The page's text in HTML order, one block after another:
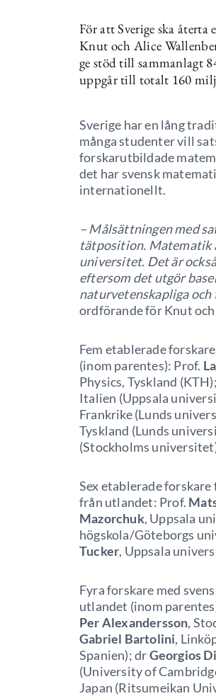
För att Sverige ska
Knut och Alice
ge stöd till sammanlagt
uppgår till totalt 160
Sverige har en lång
många studenter vill
forskarutbildade
det har svensk
internationellt.
– Målsättningen med
tätposition. Matematik
universitet. Det är
eftersom det utgör
naturvetenskapliga
ordförande för Knut
Fem etablerade
(inom parentes): Prof.
Physics, Tyskland
Italien (Uppsala
Frankrike (Lunds
Tyskland (Lunds
(Stockholms
Sex etablerade
från utlandet: Prof.
Mazorchuk, Uppsala
högskola/Göteborgs
Tucker, Uppsala
Fyra forskare med
utlandet (inom
Per Alexandersson,
Gabriel Bartolini,
Spanien); drGeorgios
(University of
Japan (Ritsumeikan